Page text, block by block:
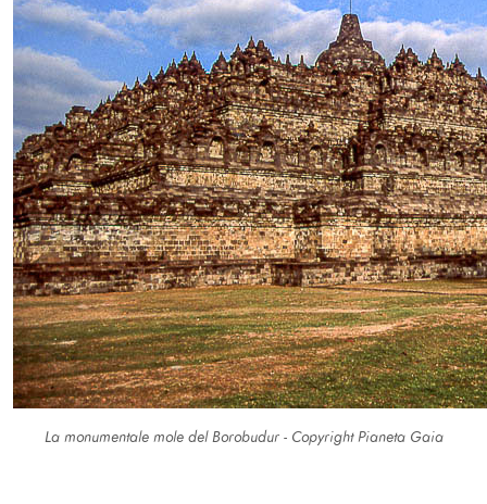
La monumentale mole del Borobudur - Copyright Pianeta Gaia